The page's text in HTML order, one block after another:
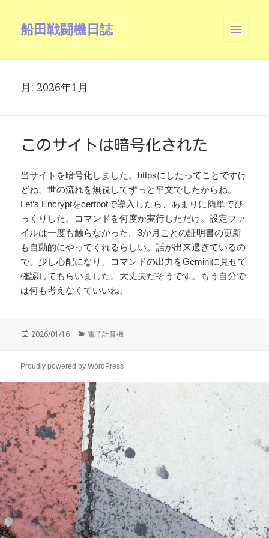
船田戦闘機日誌
ーとウ
月: 2026年1月
このサイトは暗号化された
当サイトを暗号化しました。httpsにしたってことですけ
どね。世の流れを無視してずっと平文でしたからね。
Let’s Encryptをcertbotで導入したら、あまりに簡単でび
っくりした。コマンドを何度か実行しただけ。設定ファ
イルは一度も触らなかった。3か月ごとの証明書の更新
も自動的にやってくれるらしい。話が出来過ぎているの
で、少し心配になり、コマンドの出力をGeminiに見せて
確認してもらいました。大丈夫だそうです。もう自分で
は何も考えなくていいね。
投
2026/01/16
カ
リ
電子計算機
Proudly powered by WordPress